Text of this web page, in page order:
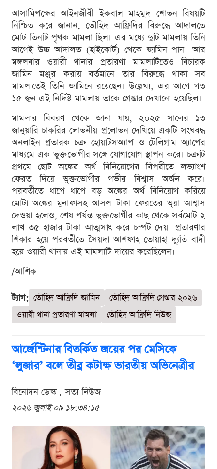
আসামিপক্ষের আইনজীবী ইকবাল মাহমুদ শোভন বিষয়টি
নিশ্চিত করে জানান, তৌহিদ আফ্রিদির বিরুদ্ধে আদালতে
মোট তিনটি পৃথক মামলা ছিল। এর মধ্যে দুটি মামলায় তিনি
আগেই উচ্চ আদালত (হাইকোর্ট) থেকে জামিন পান। আর
মঙ্গলবার ওয়ারী থানার প্রতারণা মামলাটিতেও বিচারক
জামিন মঞ্জুর করায় বর্তমানে তার বিরুদ্ধে থাকা সব
মামলাতেই তিনি জামিনে রয়েছেন। উল্লেখ্য, এর আগে গত
১৫ জুন এই নির্দিষ্ট মামলায় তাকে গ্রেপ্তার দেখানো হয়েছিল।
মামলার বিবরণ থেকে জানা যায়, ২০২৫ সালের ১৩
জানুয়ারি চাকরির লোভনীয় প্রলোভন দেখিয়ে একটি সংঘবদ্ধ
অনলাইন প্রতারক চক্র হোয়াটসঅ্যাপ ও টেলিগ্রাম অ্যাপের
মাধ্যমে এক ভুক্তভোগীর সঙ্গে যোগাযোগ স্থাপন করে। চক্রটি
প্রথমে ছোট অঙ্কের অর্থ বিনিয়োগের বিপরীতে লভ্যাংশ
ফেরত দিয়ে ভুক্তভোগীর গভীর বিশ্বাস অর্জন করে।
পরবর্তীতে ধাপে ধাপে বড় অঙ্কের অর্থ বিনিয়োগ করিয়ে
মোটা অঙ্কের মুনাফাসহ আসল টাকা ফেরতের ভুয়া আশ্বাস
দেওয়া হলেও, শেষ পর্যন্ত ভুক্তভোগীর কাছ থেকে সর্বমোট ২
লাখ ৩৫ হাজার টাকা আত্মসাৎ করে চম্পট দেয়। প্রতারণার
শিকার হয়ে পরবর্তীতে সৈয়দা আশফাহ তোয়াহা দ্যূতি বাদী
হয়ে ওয়ারী থানায় এই মামলাটি দায়ের করেছিলেন।
/আশিক
ট্যাগ: তৌহিদ আফ্রিদি জামিন
তৌহিদ আফ্রিদি গ্রেপ্তার ২০২৬
ওয়ারী থানা প্রতারণা মামলা
তৌহিদ আফ্রিদি নিউজ
আর্জেন্টিনার বিতর্কিত জয়ের পর মেসিকে
‘লুজার’ বলে তীব্র কটাক্ষ ভারতীয় অভিনেত্রীর
বিনোদন ডেস্ক . সত্য নিউজ
২০২৬ জুলাই ০৯ ১৮:৩৪:১৫